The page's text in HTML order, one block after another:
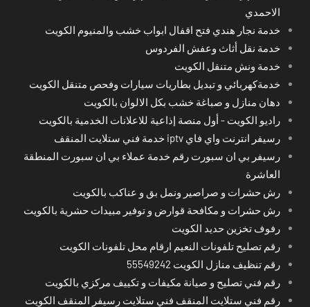
الاحمدي
خدمة نجار هندي فتح اقفال ابواب خشب والمنيوم الكويت
خدمة نقل أثاث وعفش الفردوس
خدمة ونش متنقل الكويت
خدمةكهربائي و تبديل بطاريات سيارات وفحص متنقل الكويت
دهان منازل و صباغة خشب بكل الالوان بالكويت
راديو الكويت - أول منصة إذاعية للاعلانات الخدمية بالكويت
رسيفر انترنت واي فاي iptv خدمة فني ستلايت المنقف
رسيفر بي ان سبورت رقم خدمة عملاء بي ان سبورت المنطقة
العاشرة
رش حشرات و صراصير ونمل بق و عناكب بالكويت
رش حشرات و مكافحة قوارض و توفير مبيدات حشرية بالكويت
رفوف تخزين حديد الكويت
رقم تصليح تلفونات النعيم ارقام محل تلفونات الكويت
رقم تنظيف منازل الكويت 55549242
رقم فني تصليح و صيانة مكيفات و تكييف مركزي بالكويت
رقم فني ستلايت المنقف فني ستلايت رسيفر المنقف الكويت